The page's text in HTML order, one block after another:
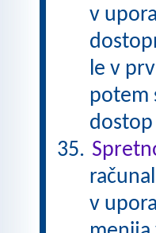
v
le v
potem
v